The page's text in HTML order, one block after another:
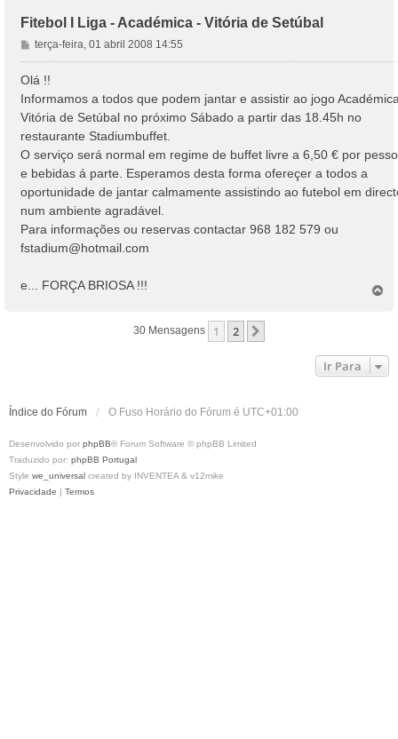
Fitebol I Liga - Académica - Vitória de Setúbal
M
e
n
s
g
e
m
terça-feira, 01 abril 2008 14:55
Olá !!
Informamos a todos que podem jantar e assistir ao jogo
Vitória de Setúbal no próximo Sábado a partir das 18.45h no
restaurante Stadiumbuffet.
O serviço será normal em regime de buffet livre a 6,50 € por
e bebidas á parte. Esperamos desta forma ofereçer a todos a
oportunidade de jantar calmamente assistindo ao futebol em
num ambiente agradável.
Para informações ou reservas contactar 968 182 579 ou
fstadium@hotmail.com
e... FORÇA BRIOSA !!!
30 Mensagens 1 2
Ir Para
Índice do Fórum O Fuso Horário do Fórum é UTC+01:00
Desenvolvido por phpBB® Forum Software © phpBB Limited
Traduzido por: phpBB Portugal
Style we_universal created by INVENTEA & v12mike
Privacidade | Termos